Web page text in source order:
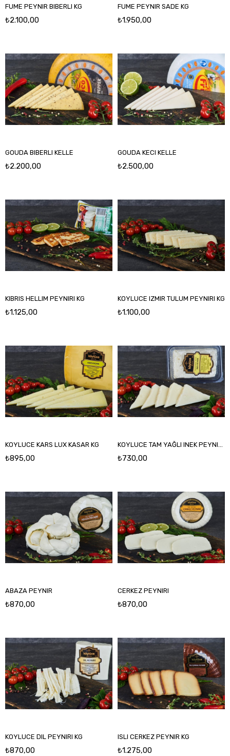
FUME PEYNIR BIBERLI KG
₺2.100,00
FUME PEYNIR SADE KG
₺1.950,00
GOUDA BIBERLI KELLE
₺2.200,00
GOUDA KECI KELLE
₺2.500,00
KIBRIS HELLIM PEYNIRI KG
₺1.125,00
KOYLUCE IZMIR TULUM PEYNIRI KG
₺1.100,00
KOYLUCE KARS LUX KASAR KG
₺895,00
KOYLUCE TAM YAĞLI INEK PEYNIRI KG
₺730,00
ABAZA PEYNIR
₺870,00
CERKEZ PEYNIRI
₺870,00
KOYLUCE DIL PEYNIRI KG
₺870,00
ISLI CERKEZ PEYNIR KG
₺1.275,00